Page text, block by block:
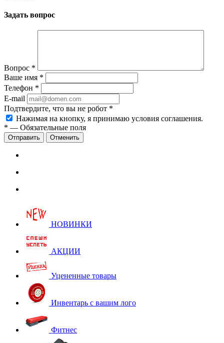
Задать вопрос
Вопрос *
Ваше имя *
Телефон *
E-mail
Подтвердите, что вы не робот *
Нажимая на кнопку, я принимаю условия соглашения.
* — Обязательные поля
Отправить Отменить
НОВИНКИ
АКЦИИ
Уцененные товары
Инвентарь с вашим лого
Фитнес